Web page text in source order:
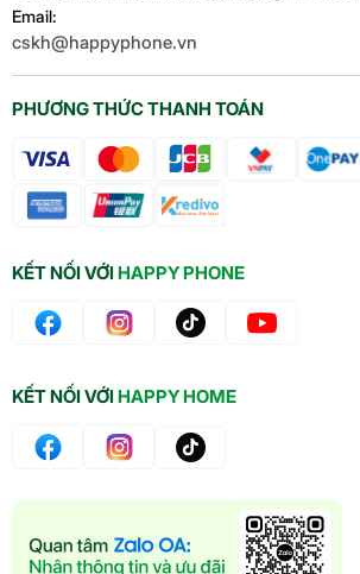
PHƯƠNG THỨC THANH TOÁN
KẾT NỐI VỚIHAPPY PHONE
Email:
cskh@happyphone.vn
KẾT NỐI VỚIHAPPY HOME